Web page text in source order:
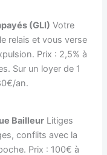
(GLI) Votre
relais et vous verse
Prix : 2,5% à
Sur un loyer de 1
an.
Bailleur Litiges
conflits avec la
Prix : 100€ à